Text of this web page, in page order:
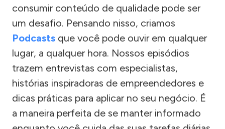
consumir conteúdo de qualidade pode ser
um desafio. Pensando nisso, criamos
Podcasts que você pode ouvir em qualquer
lugar, a qualquer hora. Nossos episódios
trazem entrevistas com especialistas,
histórias inspiradoras de empreendedores e
dicas práticas para aplicar no seu negócio. É
a maneira perfeita de se manter informado